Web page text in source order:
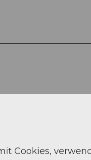
Cookies,